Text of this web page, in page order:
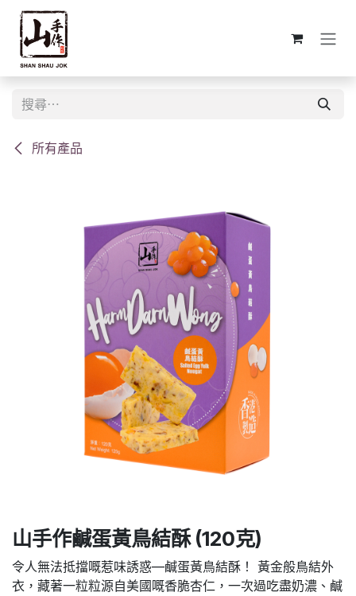
跳至內容
所有產品
山手作鹹蛋黃鳥結酥 (120克)
令人無法抵擋嘅惹味誘惑—鹹蛋黃鳥結酥！ 黃金般鳥結外
衣，藏著一粒粒源自美國嘅香脆杏仁，一次過吃盡奶濃、鹹